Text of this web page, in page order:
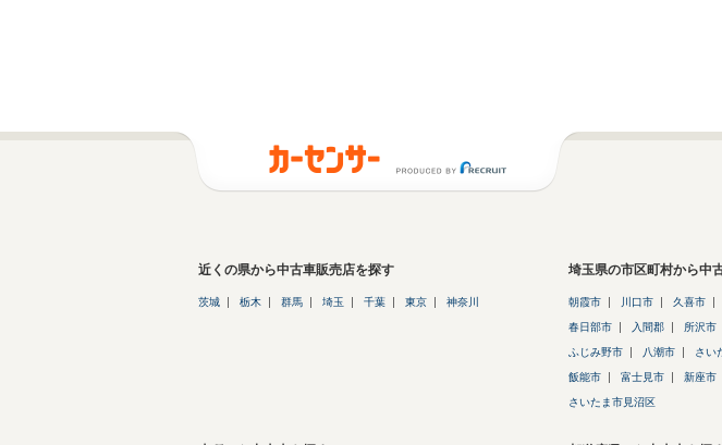
近くの県から中古車販売店を探す
茨城 栃木 群馬 埼玉 千葉 東京 神奈川
埼玉県の市区町村から中
朝霞市 川口市 久喜市
春日部市 入間郡 所沢市
ふじみ野市 八潮市 さい
飯能市 富士見市 新座市
さいたま市見沼区